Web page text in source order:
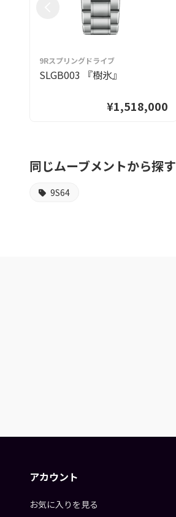
9Rスプリングドライブ
SLGB003 『樹氷』
¥1,518,000
同じムーブメントから探す
9S64
アカウント
お気に入りを見る